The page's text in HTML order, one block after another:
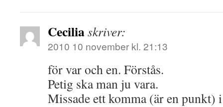
Ceciliaskriver:
2010 10 november kl. 21:13
för var och en. Förstås.
Petig ska man ju vara.
Missade ett komma (är en punkt)